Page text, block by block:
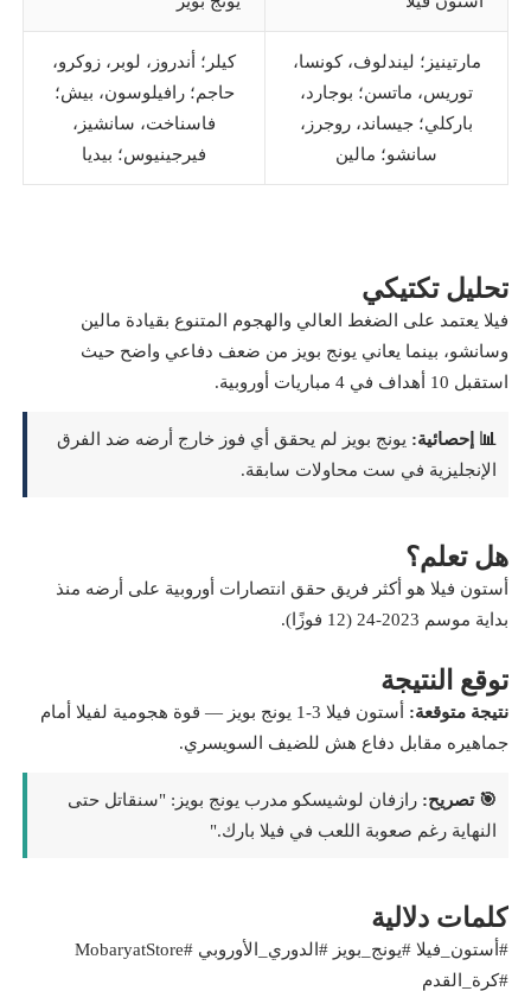
مارتينيز؛ ليندلوف، كونسا،
توريس، ماتسن؛ بوجارد،
باركلي؛ جيساند، روجرز،
سانشو؛ مالين
كيلر؛ أندروز، لوبر، زوكرو،
حاجم؛ رافيلوسون، بيش؛
فاسناخت، سانشيز،
فيرجينيوس؛ بيديا
تحليل تكتيكي
فيلا يعتمد على الضغط العالي والهجوم المتنوع بقيادة مالين
وسانشو، بينما يعاني يونج بويز من ضعف دفاعي واضح حيث
استقبل 10 أهداف في 4 مباريات أوروبية.
📊 إحصائية: يونج بويز لم يحقق أي فوز خارج أرضه ضد الفرق
الإنجليزية في ست محاولات سابقة.
هل تعلم؟
أستون فيلا هو أكثر فريق حقق انتصارات أوروبية على أرضه منذ
بداية موسم 2023-24 (12 فوزًا).
توقع النتيجة
نتيجة متوقعة:
أستون فيلا 3-1 يونج بويز — قوة هجومية لفيلا أمام
جماهيره مقابل دفاع هش للضيف السويسري.
🎯 تصريح: رازفان لوشيسكو مدرب يونج بويز: "سنقاتل حتى
النهاية رغم صعوبة اللعب في فيلا بارك."
كلمات دلالية
#أستون_فيلا #يونج_بويز #الدوري_الأوروبي #MobaryatStore
#كرة_القدم